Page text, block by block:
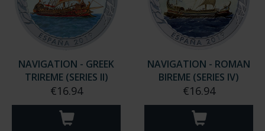
NAVIGATION - GREEK
TRIREME (SERIES II)
€16.94
NAVIGATION - ROMAN
BIREME (SERIES IV)
€16.94